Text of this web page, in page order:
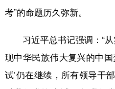
考”的命题历久弥新。
习近平总书记强调：“从
现中华民族伟大复兴的中
试’仍在继续，所有领导干